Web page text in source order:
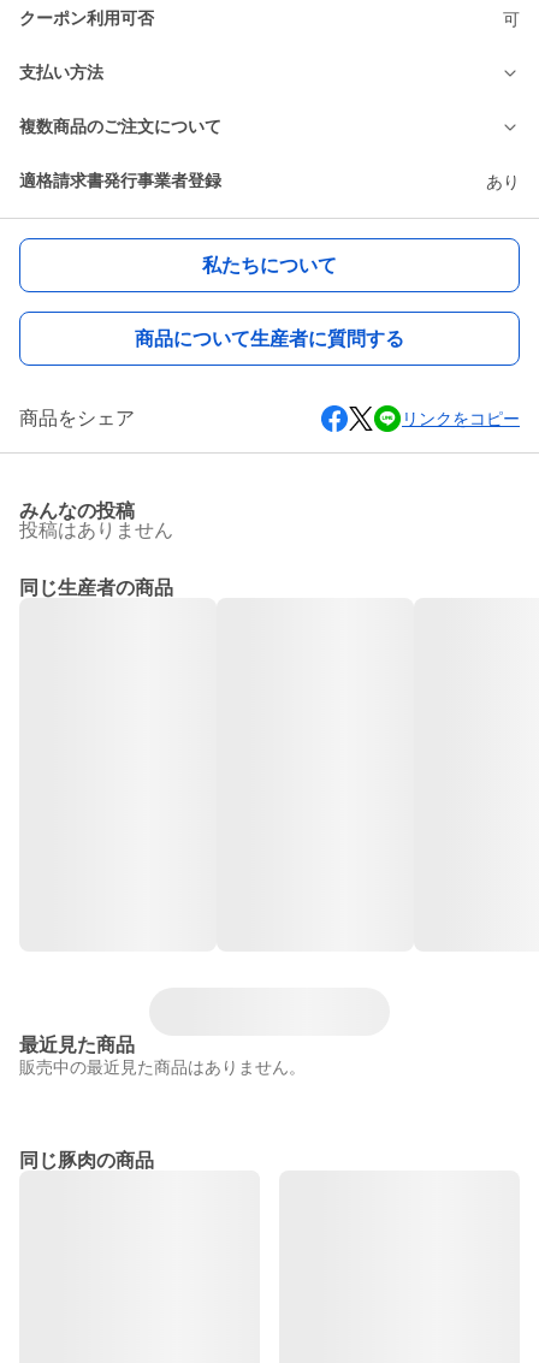
クーポン利用可否 可
支払い方法
複数商品のご注文について
適格請求書発行事業者登録 あり
私たちについて
商品について生産者に質問する
商品をシェア リンクをコピー
みんなの投稿
投稿はありません
同じ生産者の商品
最近見た商品
販売中の最近見た商品はありません。
同じ豚肉の商品